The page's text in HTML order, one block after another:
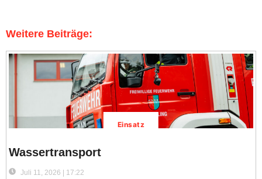
Weitere Beiträge:
Einsatz
Wassertransport
Juli 11, 2026 | 17:22